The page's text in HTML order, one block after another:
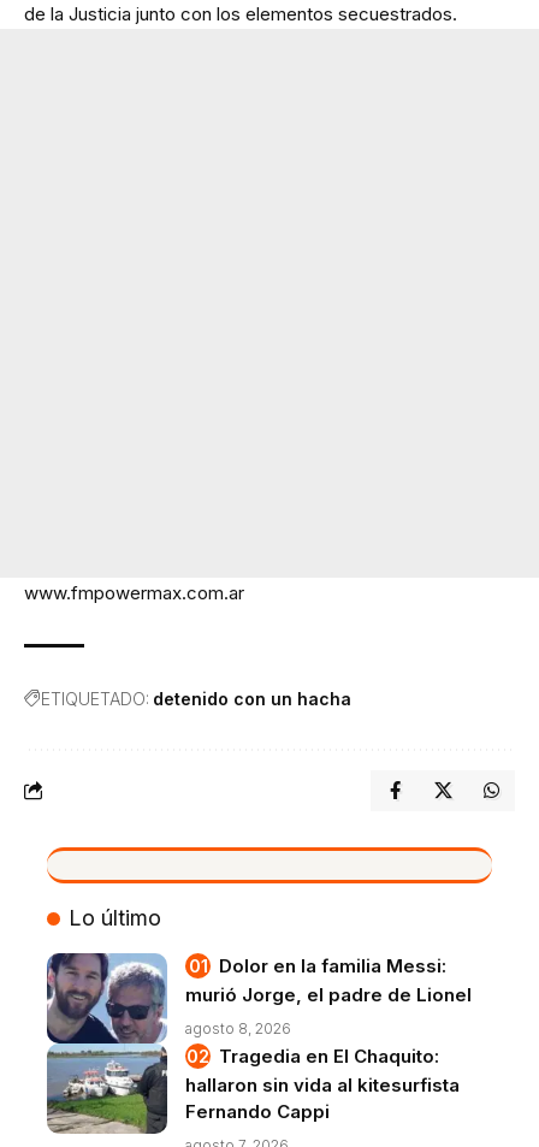
de la Justicia junto con los elementos secuestrados.
www.fmpowermax.com.ar
ETIQUETADO: detenido con un hacha
VIVO
Lo último
Dolor en la familia Messi:
murió Jorge, el padre de Lionel
agosto 8, 2026
Tragedia en El Chaquito:
hallaron sin vida al kitesurfista
Fernando Cappi